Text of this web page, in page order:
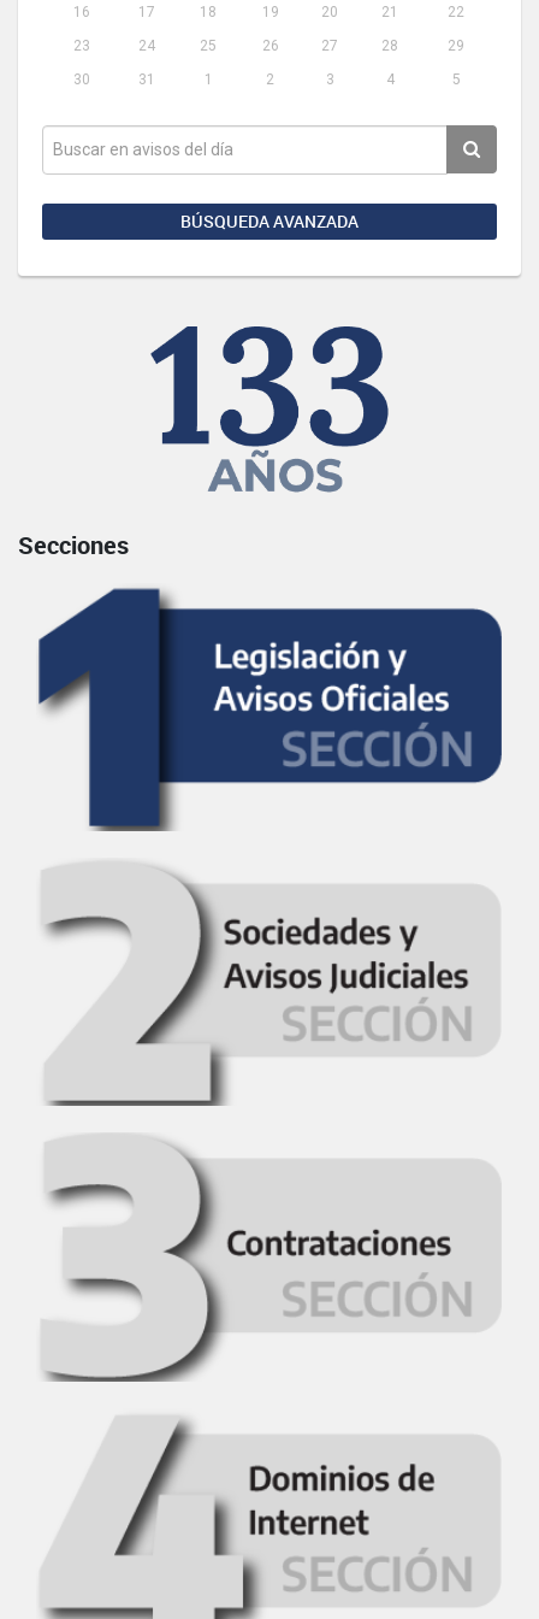
16
17 18 19 20 21
22
23
24 25 26 27 28
29
30
31 1 2 3 4 5
BÚSQUEDA AVANZADA
Secciones